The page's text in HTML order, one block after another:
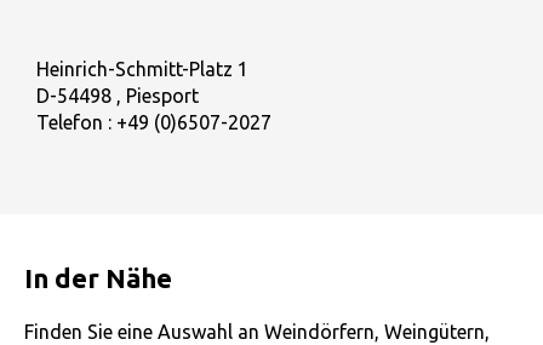
Heinrich-Schmitt-Platz 1
D-54498 , Piesport
Telefon : +49 (0)6507-2027
In der Nähe
Finden Sie eine Auswahl an Weindörfern, Weingütern,